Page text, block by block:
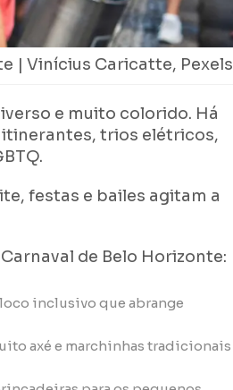
| Vinícius Caricatte, Pexels
e muito colorido. Há
trios elétricos,
festas e bailes agitam a
de Belo Horizonte:
inclusivo que abrange
axé e marchinhas tradicionais